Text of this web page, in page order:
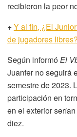
recibieron la peor
+Y al fin, ¿El
de jugadores libres?
Según informóEl
Juanfer no seguirá
semestre de 2023.
participación en
en el exterior
diez.